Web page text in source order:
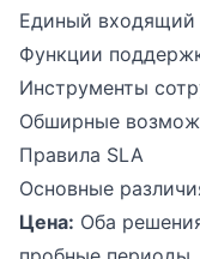
Единый
Функции
Инструменты
Обширные
Правила SLA
Основные
Цена: Оба